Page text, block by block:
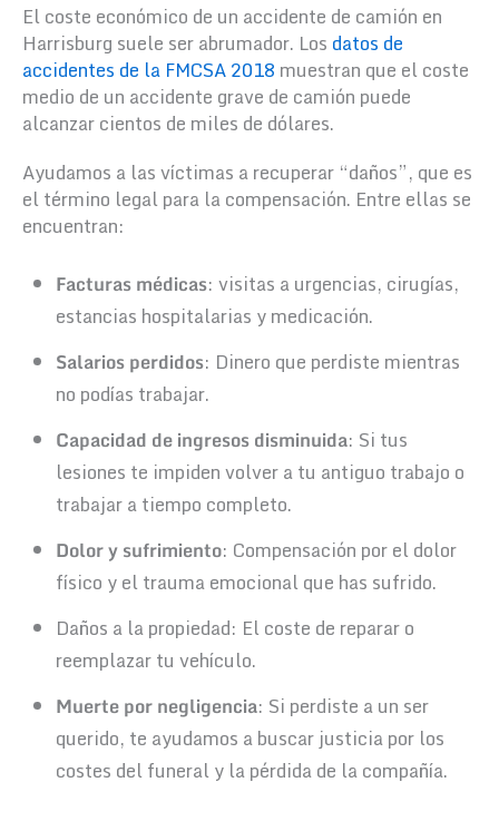
El coste económico de un accidente de camión en
Harrisburg suele ser abrumador. Los datos de
accidentes de la FMCSA 2018 muestran que el coste
medio de un accidente grave de camión puede
alcanzar cientos de miles de dólares.
Ayudamos a las víctimas a recuperar “daños”, que es
el término legal para la compensación. Entre ellas se
encuentran:
Facturas médicas: visitas a urgencias, cirugías,
estancias hospitalarias y medicación.
Salarios perdidos: Dinero que perdiste mientras
no podías trabajar.
Capacidad de ingresos disminuida: Si tus
lesiones te impiden volver a tu antiguo trabajo o
trabajar a tiempo completo.
Dolor y sufrimiento: Compensación por el dolor
físico y el trauma emocional que has sufrido.
Daños a la propiedad: El coste de reparar o
reemplazar tu vehículo.
Muerte por negligencia: Si perdiste a un ser
querido, te ayudamos a buscar justicia por los
costes del funeral y la pérdida de la compañía.